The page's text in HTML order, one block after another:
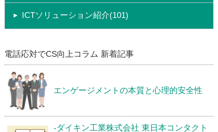
ICTソリューション紹介(101)
電話応対でCS向上コラム 新着記事
エンゲージメントの本質と心理的安全性
-ダイキン工業株式会社 東日本コンタクト